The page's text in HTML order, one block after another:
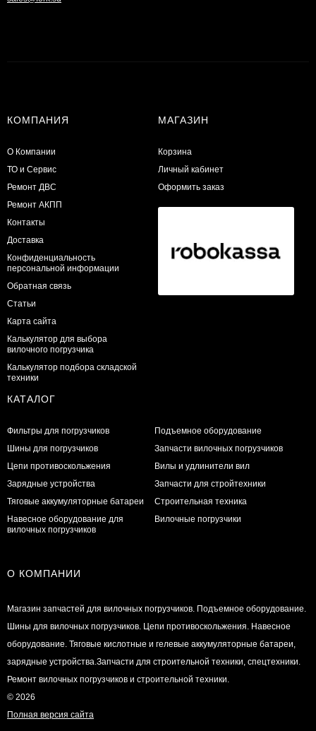
КОМПАНИЯ
О Компании
ТО и Сервис
​Ремонт ДВС
Ремонт АКПП
Контакты
Доставка
Конфиденциальность
персональной информации
Обратная связь
Статьи
Карта сайта
Калькулятор для выбора
вилочного погрузчика
Калькулятор подбора складской
техники
МАГАЗИН
Корзина
Личный кабинет
Оформить заказ
КАТАЛОГ
Фильтры для погрузчиков
Шины для погрузчиков
Цепи противоскольжения
Зарядные устройства
Тяговые аккумуляторные батареи
Навесное оборудование для
вилочных погрузчиков
Подъемное оборудование
Запчасти вилочных погрузчиков
Вилы и удлинители вил
Запчасти для стройтехники
Строительная техника
Вилочные погрузчики
О КОМПАНИИ
Магазин запчастей для вилочных погрузчиков. Подъемное оборудование.
Шины для вилочных погрузчиков. Цепи противоскольжения. Навесное
оборудование. Тяговые кислотные и гелевые аккумуляторные батареи,
зарядные устройства.Запчасти для строительной техники, спецтехники.
Ремонт вилочных погрузчиков и строительной техники.
© 2026
Полная версия сайта